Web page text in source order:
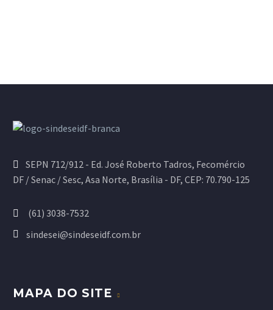
SEPN 712/912 - Ed. José Roberto Tadros, Fecomércio
DF / Senac / Sesc, Asa Norte, Brasília - DF, CEP: 70.790-125
(61) 3038-7532
sindesei@sindeseidf.com.br
MAPA DO SITE